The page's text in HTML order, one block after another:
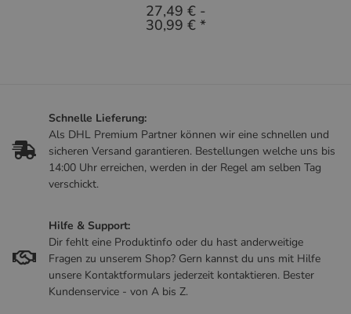
27,49 €-
30,99 € *
Schnelle Lieferung:
Als DHL Premium Partner können wir eine schnellen und
sicheren Versand garantieren. Bestellungen welche uns bis
14:00 Uhr erreichen, werden in der Regel am selben Tag
verschickt.
Hilfe & Support:
Dir fehlt eine Produktinfo oder du hast anderweitige
Fragen zu unserem Shop? Gern kannst du uns mit Hilfe
unsere Kontaktformulars jederzeit kontaktieren. Bester
Kundenservice - von A bis Z.